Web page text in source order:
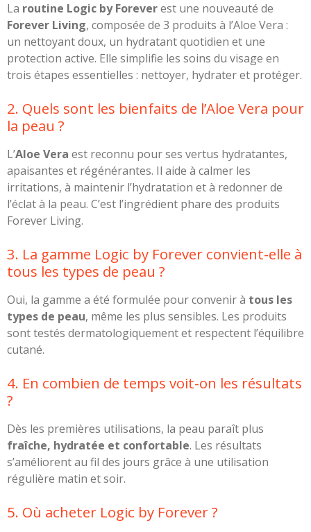
La routine Logic by Foreverest une nouveauté de
Forever Living, composée de 3 produits à l’Aloe Vera :
un nettoyant doux, un hydratant quotidien et une
protection active. Elle simplifie les soins du visage en
trois étapes essentielles : nettoyer, hydrater et protéger.
2. Quels sont les bienfaits de l’Aloe Vera pour
la peau ?
L’Aloe Vera est reconnu pour ses vertus hydratantes,
apaisantes et régénérantes. Il aide à calmer les
irritations, à maintenir l’hydratation et à redonner de
l’éclat à la peau. C’est l’ingrédient phare des produits
Forever Living.
3. La gamme Logic by Forever convient-elle à
tous les types de peau ?
Oui, la gamme a été formulée pour convenir à tous les
types de peau, même les plus sensibles. Les produits
sont testés dermatologiquement et respectent l’équilibre
cutané.
4. En combien de temps voit-on les résultats
?
Dès les premières utilisations, la peau paraît plus
fraîche, hydratée et confortable. Les résultats
s’améliorent au fil des jours grâce à une utilisation
régulière matin et soir.
5. Où acheter Logic by Forever ?